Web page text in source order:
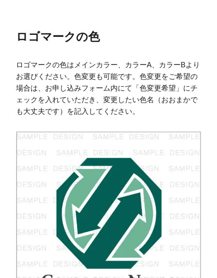
ロゴマークの色
ロゴマークの色はメインカラー、カラーA、カラーBより
お選びください。色変更も可能です。色変更をご希望の
場合は、お申し込みフォーム内にて「色変更希望」にチ
ェックを入れていただき、変更したい色名（おおまかで
も大丈夫です）を記入してください。